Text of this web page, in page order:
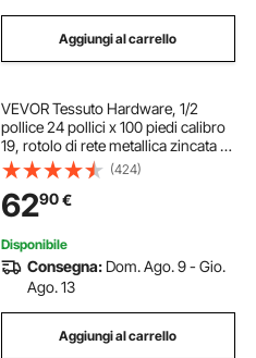
Aggiungi al carrello
VEVOR Tessuto Hardware, 1/2
pollice 24 pollici x 100 piedi calibro
19, rotolo di rete metallica zincata a
caldo, recinzione metallica per polli,
rete metallica per gabbie per
conigli, giardino
(424)
6290€
Disponibile
Consegna: Dom. Ago. 9 - Gio.
Ago. 13
Aggiungi al carrello